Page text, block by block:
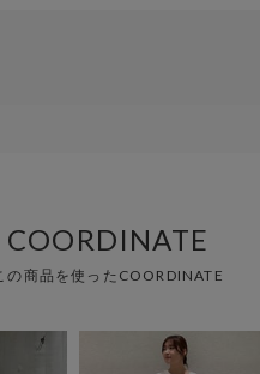
COORDINATE
の商品を使ったCOORDINATE